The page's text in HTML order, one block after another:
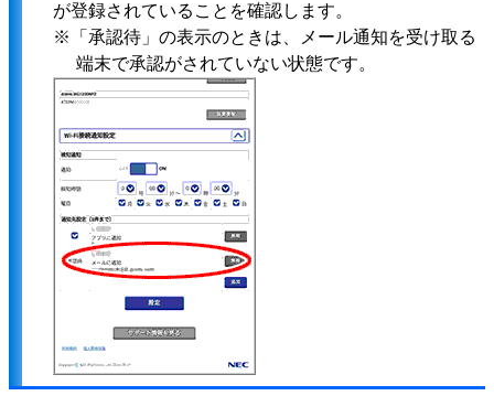
が登録されていることを確認します。
※「承認待」の表示のときは、メール通知を受け取る
端末で承認がされていない状態です。